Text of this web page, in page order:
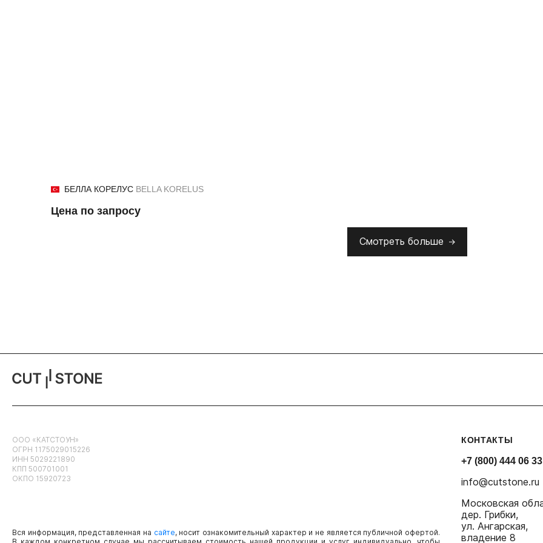
БЕЛЛА КОРЕЛУС BELLA KORELUS
Цена по запросу
Смотреть больше
ООО «КАТСТОУН»
ОГРН 1175029015226
ИНН 5029221890
КПП 500701001
ОКПО 15920723
Вся информация, представленная на сайте, носит ознакомительный характер и не является публичной офертой.
КОНТАКТЫ
+7 (800) 444 06 33
info@cutstone.ru
Московская
дер. Грибки,
ул. Ангарская,
владение 8